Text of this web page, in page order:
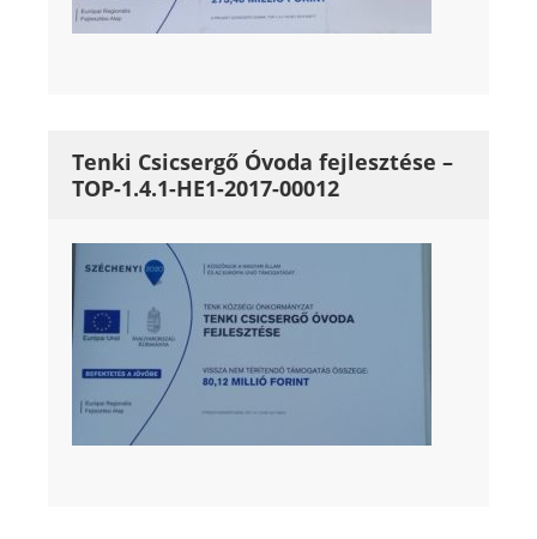
Tenki Csicsergő Óvoda fejlesztése –
TOP-1.4.1-HE1-2017-00012